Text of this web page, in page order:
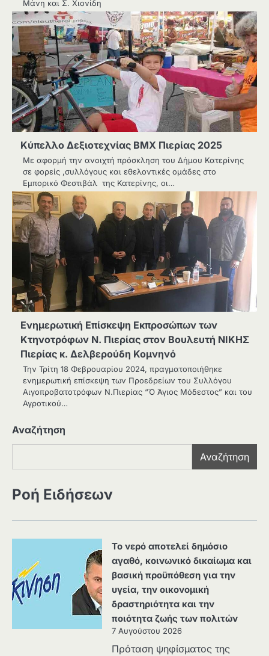
Μάνη και Σ. Χιονίδη
Κύπελλο Δεξιοτεχνίας ΒΜΧ Πιερίας 2025
Με αφορμή την ανοιχτή πρόσκληση του Δήμου Κατερίνης
σε φορείς ,συλλόγους και εθελοντικές ομάδες στο
Εμπορικό Φεστιβάλ της Κατερίνης, οι…
Ενημερωτική Επίσκεψη Εκπροσώπων των
Κτηνοτρόφων Ν. Πιερίας στον Βουλευτή ΝΙΚΗΣ
Πιερίας κ. Δελβερούδη Κομνηνό
Την Τρίτη 18 Φεβρουαρίου 2024, πραγματοποιήθηκε
ενημερωτική επίσκεψη των Προεδρείων του Συλλόγου
Αιγοπροβατοτρόφων Ν.Πιερίας “Ό Άγιος Μόδεστος” και του
Αγροτικού…
Αναζήτηση
Αναζήτηση
Ροή Ειδήσεων
Το νερό αποτελεί δημόσιο
αγαθό, κοινωνικό δικαίωμα και
βασική προϋπόθεση για την
υγεία, την οικονομική
δραστηριότητα και την
ποιότητα ζωής των πολιτών
7 Αυγούστου 2026
Πρόταση ψηφίσματος της